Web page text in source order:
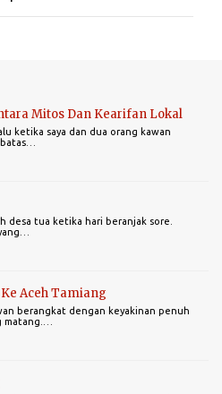
Mitos Dan Kearifan Lokal
ketika saya dan dua orang kawan
desa tua ketika hari beranjak sore.
Aceh Tamiang
berangkat dengan keyakinan penuh
matang.…